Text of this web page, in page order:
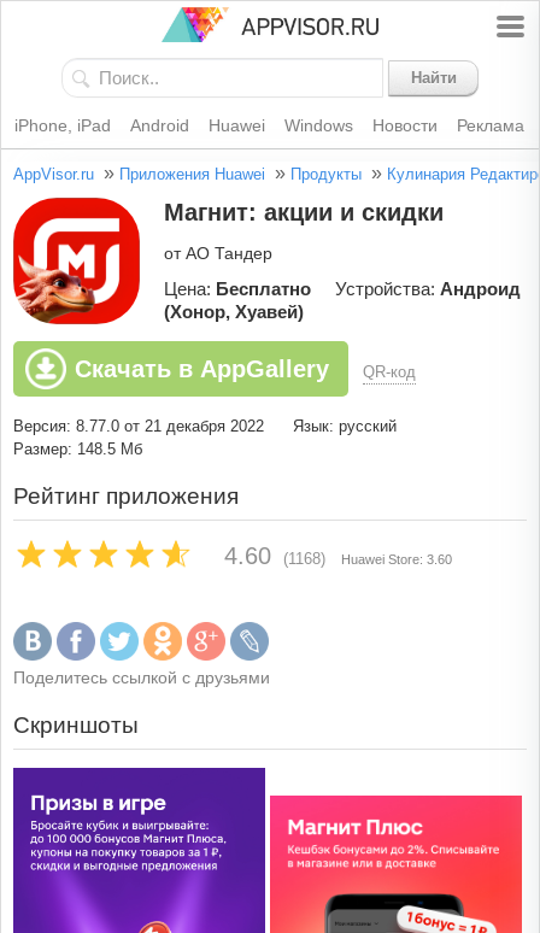
Найти
iPhone, iPad Android Huawei Windows Новости Реклама
AppVisor.ru » Приложения Huawei » Продукты » Кулинария
Магнит: акции и скидки
от АО Тандер
Цена: Бесплатно Устройства: Андроид
(Хонор, Хуавей)
Скачать в AppGallery QR-код
Версия: 8.77.0 от 21 декабря 2022
Язык: русский
Размер: 148.5 Мб
Рейтинг приложения
4.60 (1168) Huawei Store: 3.60
Поделитесь ссылкой с друзьями
Скриншоты